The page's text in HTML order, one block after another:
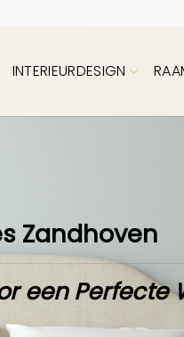
INTERIEURDESIGN
Zandhoven
een Perfecte